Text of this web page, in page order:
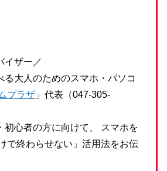
イザー／
る大人のためのスマホ・パソコ
プラザ 」代表（047-305-
初心者の方に向けて、 スマホを
で終わらせない」活用法をお伝